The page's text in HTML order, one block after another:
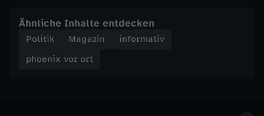
E
Ähnliche Inhalte entdecken
Politik Magazin
informativ
phoenix vor ort